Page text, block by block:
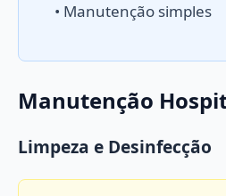
• Manutenção simples
Manutenção
Limpeza e Desinfecção